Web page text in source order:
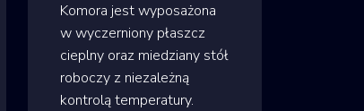
Komora jest wyposażona
w wyczerniony płaszcz
cieplny oraz miedziany stół
roboczy z niezależną
kontrolą temperatury.